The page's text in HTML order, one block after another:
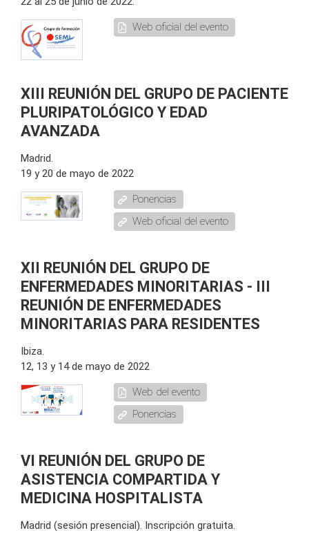
Web oficial del evento
XIII REUNIÓN DEL GRUPO DE PACIENTE
PLURIPATOLÓGICO Y EDAD
AVANZADA
Madrid.
19 y 20 de mayo de 2022
Ponencias
Web oficial del evento
XII REUNIÓN DEL GRUPO DE
ENFERMEDADES MINORITARIAS - III
REUNIÓN DE ENFERMEDADES
MINORITARIAS PARA RESIDENTES
Ibiza.
12, 13 y 14 de mayo de 2022
Web del evento
Ponencias
VI REUNIÓN DEL GRUPO DE
ASISTENCIA COMPARTIDA Y
MEDICINA HOSPITALISTA
Madrid (sesión presencial). Inscripción gratuita.